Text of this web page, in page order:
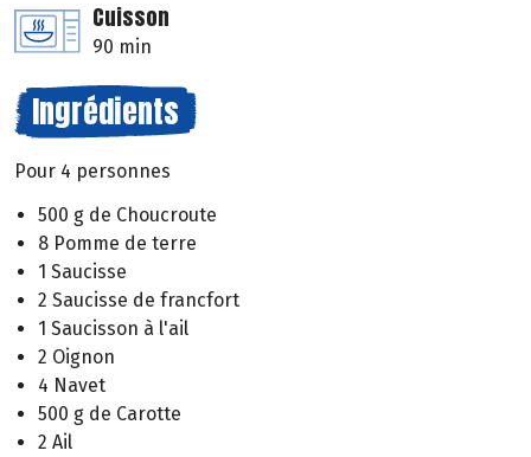
Cuisson
90 min
Ingrédients
Pour 4 personnes
500 g de Choucroute
8 Pomme de terre
1 Saucisse
2 Saucisse de francfort
1 Saucisson à l'ail
2 Oignon
4 Navet
500 g de Carotte
2 Ail